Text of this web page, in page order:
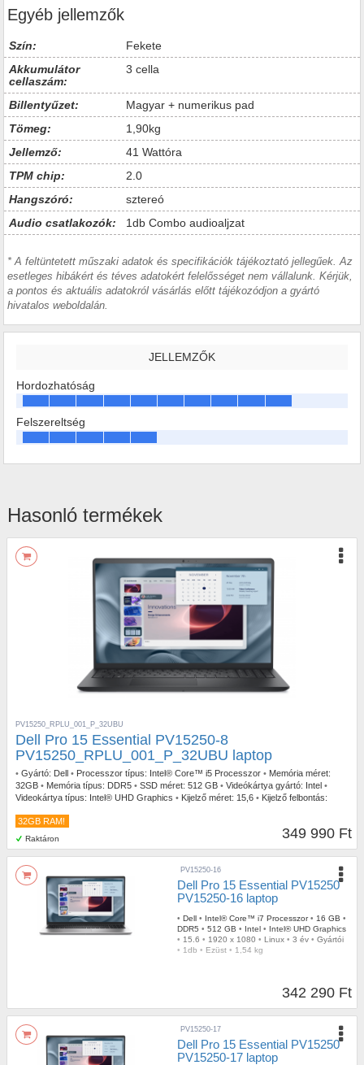
Egyéb jellemzők
Szín:
Fekete
Akkumulátor
cellaszám:
3 cella
Billentyűzet:
Magyar + numerikus pad
Tömeg:
1,90kg
Jellemző:
41 Wattóra
TPM chip:
2.0
Hangszóró:
sztereó
Audio csatlakozók:
1db Combo audioaljzat
* A feltüntetett műszaki adatok és specifikációk tájékoztató jellegűek. Az
esetleges hibákért és téves adatokért felelősséget nem vállalunk. Kérjük,
a pontos és aktuális adatokról vásárlás előtt tájékozódjon a gyártó
hivatalos weboldalán.
JELLEMZŐK
Hordozhatóság
Felszereltség
Hasonló termékek
32GB RAM!
Raktáron
PV15250_RPLU_001_P_32UBU
Dell Pro 15 Essential PV15250-8
PV15250_RPLU_001_P_32UBU laptop
• Gyártó: Dell • Processzor típus: Intel® Core™ i5 Processzor • Memória méret:
32GB • Memória típus: DDR5 • SSD méret: 512 GB • Videókártya gyártó: Intel •
Videokártya típus: Intel® UHD Graphics • Kijelző méret: 15,6 • Kijelző felbontás:
Garancia típusa:
349 990 Ft
PV15250-16
Dell Pro 15 Essential PV15250
PV15250-16 laptop
• Dell • Intel® Core™ i7 Processzor • 16 GB •
DDR5 • 512 GB • Intel • Intel® UHD Graphics
• 15.6 • 1920 x 1080 • Linux • 3 év • Gyártói
• 1db • Ezüst • 1,54 kg
342 290 Ft
PV15250-17
Dell Pro 15 Essential PV15250
PV15250-17 laptop